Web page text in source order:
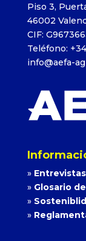
Piso 3,
46002
CIF:
Teléfono:
info@aefa-
»
» Glosario
»
»